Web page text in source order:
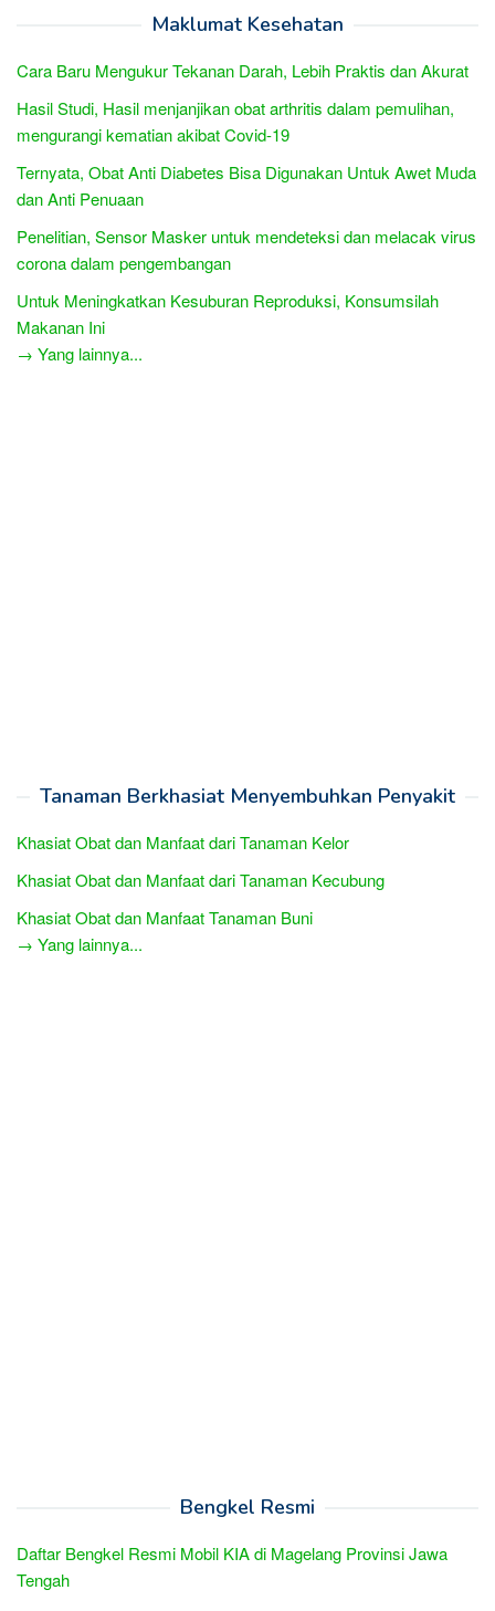
Maklumat Kesehatan
Cara Baru Mengukur Tekanan Darah, Lebih Praktis dan Akurat
Hasil Studi, Hasil menjanjikan obat arthritis dalam pemulihan,
mengurangi kematian akibat Covid-19
Ternyata, Obat Anti Diabetes Bisa Digunakan Untuk Awet Muda
dan Anti Penuaan
Penelitian, Sensor Masker untuk mendeteksi dan melacak virus
corona dalam pengembangan
Untuk Meningkatkan Kesuburan Reproduksi, Konsumsilah
Makanan Ini
→ Yang lainnya...
Tanaman Berkhasiat Menyembuhkan Penyakit
Khasiat Obat dan Manfaat dari Tanaman Kelor
Khasiat Obat dan Manfaat dari Tanaman Kecubung
Khasiat Obat dan Manfaat Tanaman Buni
→ Yang lainnya...
Bengkel Resmi
Daftar Bengkel Resmi Mobil KIA di Magelang Provinsi Jawa
Tengah